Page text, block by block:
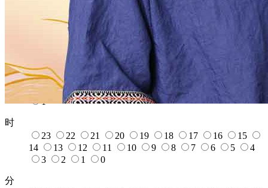
12
11 7
31
30 29 28 27 25 24
22
21 20 18 17
12
11 10 9 8 7 4
1
时
23
22 21 20 19 18 17 16
15
14
13 12 11 10 9 8 7 6 5
4
3
2 1 0
分